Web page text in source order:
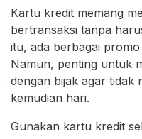
Kartu kredit memang
bertransaksi tanpa
itu, ada berbagai
Namun, penting untuk
dengan bijak agar tidak
kemudian hari.
Gunakan kartu kredit